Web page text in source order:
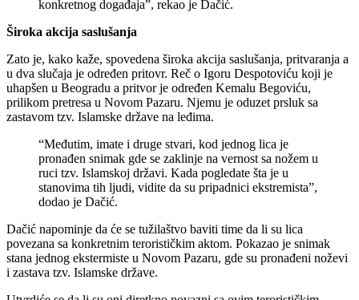
konkretnog događaja”, rekao je Dačić.
Široka akcija saslušanja
Zato je, kako kaže, spovedena široka akcija saslušanja, pritvaranja a
u dva slučaja je određen pritovr. Reč o Igoru Despotoviću koji je
uhapšen u Beogradu a pritvor je određen Kemalu Begoviću,
prilikom pretresa u Novom Pazaru. Njemu je oduzet prsluk sa
zastavom tzv. Islamske države na leđima.
“Međutim, imate i druge stvari, kod jednog lica je
pronađen snimak gde se zaklinje na vernost sa nožem u
ruci tzv. Islamskoj državi. Kada pogledate šta je u
stanovima tih ljudi, vidite da su pripadnici ekstremista”,
dodao je Dačić.
Dačić napominje da će se tužilaštvo baviti time da li su lica
povezana sa konkretnim terorističkim aktom. Pokazao je snimak
stana jednog ekstermiste u Novom Pazaru, gde su pronađeni noževi
i zastava tzv. Islamske države.